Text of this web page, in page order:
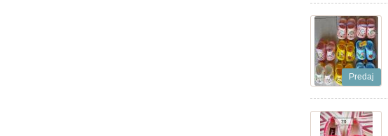
Predaj